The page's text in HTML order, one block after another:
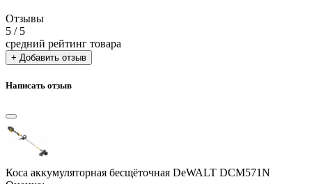
Отзывы
5 / 5
средний рейтинг товара
+ Добавить отзыв
Написать отзыв
Коса аккумуляторная бесщёточная DeWALT DCM571N